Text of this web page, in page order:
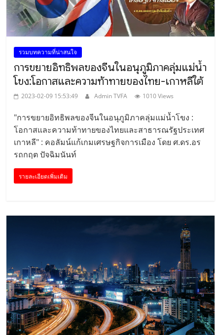
รวมบทความที่น่าสนใจ
การขยายอิทธิพลของจีนในอนุภูมิภาคลุ่มแม่น้ำ
โขง:โอกาสและความท้าทายของไทย-เกาหลีใต้
2023-02-09 15:53:49 Admin TVFA 1010 Views
"การขยายอิทธิพลของจีนในอนุภูมิภาคลุ่มแม่น้ำโขง :
โอกาสและความท้าทายของไทยและสาธารณรัฐประเทศ
เกาหลี" : คอลัมน์แก้เกมเศรษฐกิจการเมือง โดย ศ.ดร.อร
รถกฤต ปัจฉิมนันท์
รายละเอียดเพิ่มเติม